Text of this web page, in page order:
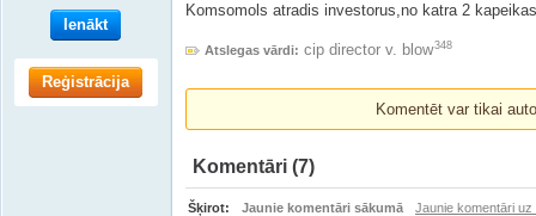
Komsomols atradis investorus,no katra 2
Atslegas vārdi: cip director v. blow348
Komentēt var tikai
Komentāri (7)
Šķirot: Jaunie komentāri sākumā Jaunie komentāri uz
Ienākt
Reģistrācija